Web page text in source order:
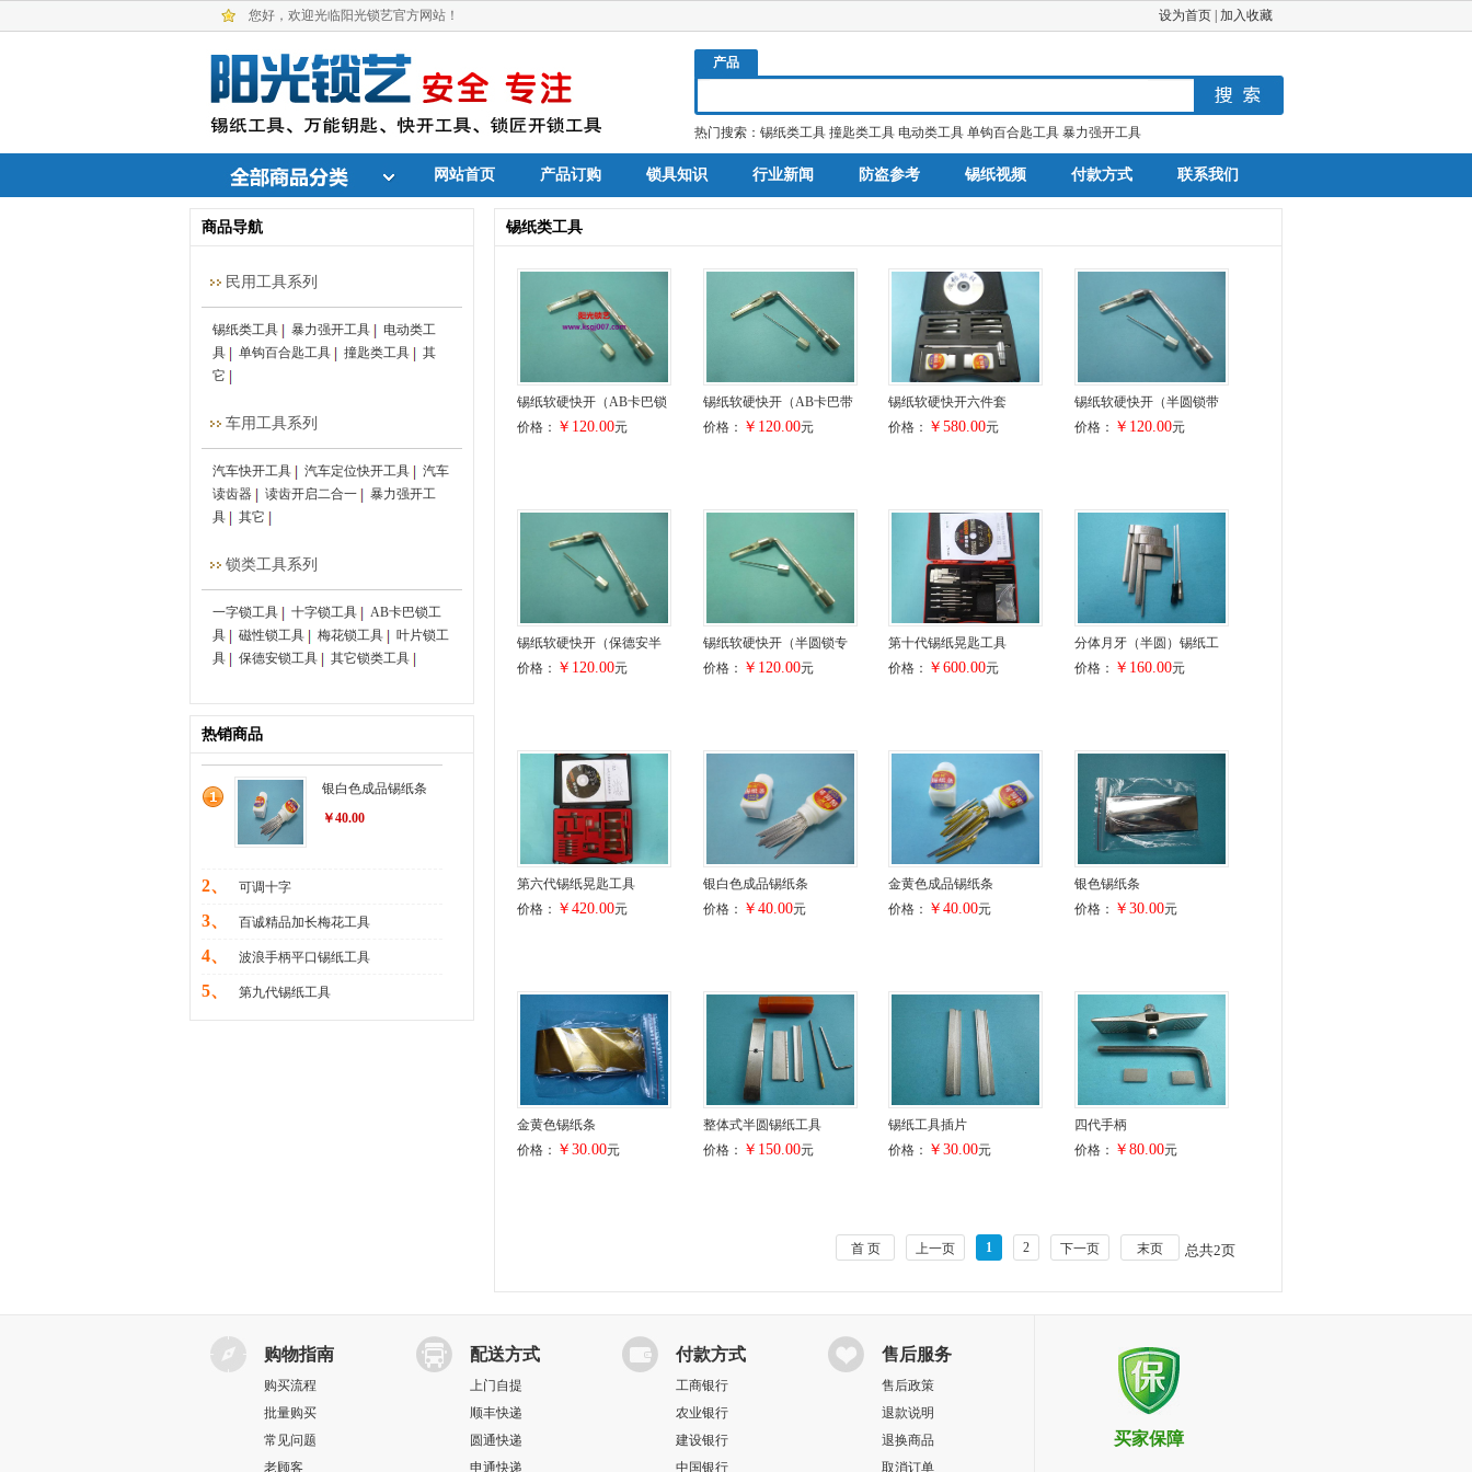
您好，欢迎光临阳光锁艺官方网站！ 设为首页 加入收藏
产品
热门搜索： 锡纸类工具 撞匙类工具 电动类工具 单钩百合匙工具 暴力强开工具
网站首页 产品订购 锁具知识 行业新闻 防盗参考 锡纸视频 付款方式 联系我们
商品导航
民用工具系列
锡纸类工具 暴力强开工具
电动类工
具
单钩百合匙工具 撞匙类工具
其
它
车用工具系列
汽车快开工具 汽车定位快开工具
汽车
读齿器
读齿开启二合一
暴力强开工
具
其它
锁类工具系列
一字锁工具 十字锁工具
AB卡巴锁工
具
磁性锁工具 梅花锁工具
叶片锁工
具
保德安锁工具 其它锁类工具
热销商品
银白色成品锡纸条
￥40.00
2、 可调十字
3、 百诚精品加长梅花工具
4、 波浪手柄平口锡纸工具
5、 第九代锡纸工具
锡纸类工具
锡纸软硬快开（AB卡巴锁
价格： ￥120.00元
锡纸软硬快开（AB卡巴带
价格： ￥120.00元
锡纸软硬快开六件套
价格： ￥580.00元
锡纸软硬快开（半圆锁带
价格： ￥120.00元
锡纸软硬快开（保德安半
价格： ￥120.00元
锡纸软硬快开（半圆锁专
价格： ￥120.00元
第十代锡纸晃匙工具
价格： ￥600.00元
分体月牙（半圆）锡纸工
价格： ￥160.00元
第六代锡纸晃匙工具
价格： ￥420.00元
银白色成品锡纸条
价格： ￥40.00元
金黄色成品锡纸条
价格： ￥40.00元
银色锡纸条
价格： ￥30.00元
金黄色锡纸条
价格： ￥30.00元
整体式半圆锡纸工具
价格： ￥150.00元
锡纸工具插片
价格： ￥30.00元
四代手柄
价格： ￥80.00元
首 页 上一页 1 2 下一页 末页 总共2页
购物指南
购买流程
批量购买
常见问题
老顾客
配送方式
上门自提
顺丰快递
圆通快递
申通快递
付款方式
工商银行
农业银行
建设银行
中国银行
售后服务
售后政策
退款说明
退换商品
取消订单
买家保障